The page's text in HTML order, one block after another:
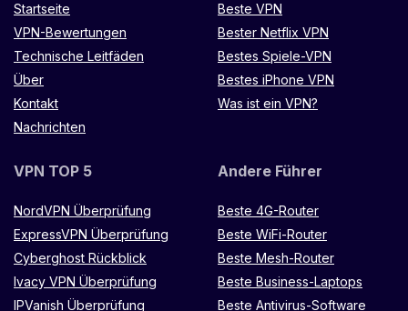
Startseite
VPN-Bewertungen
Technische Leitfäden
Über
Kontakt
Nachrichten
Beste VPN
Bester Netflix VPN
Bestes Spiele-VPN
Bestes iPhone VPN
Was ist ein VPN?
VPN TOP 5
NordVPN Überprüfung
ExpressVPN Überprüfung
Cyberghost Rückblick
Ivacy VPN Überprüfung
IPVanish Überprüfung
Andere Führer
Beste 4G-Router
Beste WiFi-Router
Beste Mesh-Router
Beste Business-Laptops
Beste Antivirus-Software